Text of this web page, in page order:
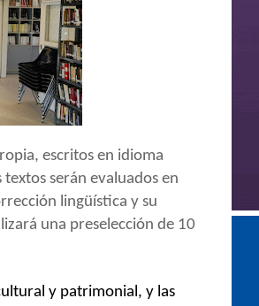
escritos en idioma
serán evaluados en
lingüística y su
una preselección de 10
y patrimonial, y las